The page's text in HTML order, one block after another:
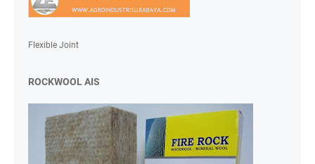
Flexible Joint
ROCKWOOL AIS